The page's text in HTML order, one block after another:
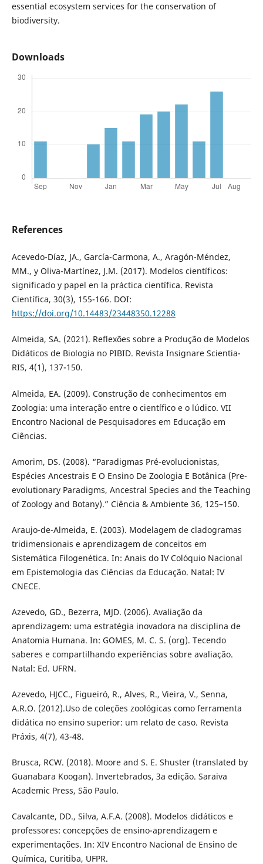
essential ecosystem services for the conservation of
biodiversity.
Downloads
References
Acevedo-Díaz, JA., García-Carmona, A., Aragón-Méndez,
MM., y Oliva-Martínez, J.M. (2017). Modelos científicos:
significado y papel en la práctica científica. Revista
Científica, 30(3), 155-166. DOI:
https://doi.org/10.14483/23448350.12288
Almeida, SA. (2021). Reflexões sobre a Produção de Modelos
Didáticos de Biologia no PIBID. Revista Insignare Scientia-
RIS, 4(1), 137-150.
Almeida, EA. (2009). Construção de conhecimentos em
Zoologia: uma interação entre o científico e o lúdico. VII
Encontro Nacional de Pesquisadores em Educação em
Ciências.
Amorim, DS. (2008). “Paradigmas Pré-evolucionistas,
Espécies Ancestrais E O Ensino De Zoologia E Botânica (Pre-
evolutionary Paradigms, Ancestral Species and the Teaching
of Zoology and Botany).” Ciência & Ambiente 36, 125–150.
Araujo-de-Almeida, E. (2003). Modelagem de cladogramas
tridimensionais e aprendizagem de conceitos em
Sistemática Filogenética. In: Anais do IV Colóquio Nacional
em Epistemologia das Ciências da Educação. Natal: IV
CNECE.
Azevedo, GD., Bezerra, MJD. (2006). Avaliação da
aprendizagem: uma estratégia inovadora na disciplina de
Anatomia Humana. In: GOMES, M. C. S. (org). Tecendo
saberes e compartilhando experiências sobre avaliação.
Natal: Ed. UFRN.
Azevedo, HJCC., Figueiró, R., Alves, R., Vieira, V., Senna,
A.R.O. (2012).Uso de coleções zoológicas como ferramenta
didática no ensino superior: um relato de caso. Revista
Práxis, 4(7), 43-48.
Brusca, RCW. (2018). Moore and S. E. Shuster (translated by
Guanabara Koogan). Invertebrados, 3a edição. Saraiva
Academic Press, São Paulo.
Cavalcante, DD., Silva, A.F.A. (2008). Modelos didáticos e
professores: concepções de ensino-aprendizagem e
experimentações. In: XIV Encontro Nacional de Ensino de
Química, Curitiba, UFPR.